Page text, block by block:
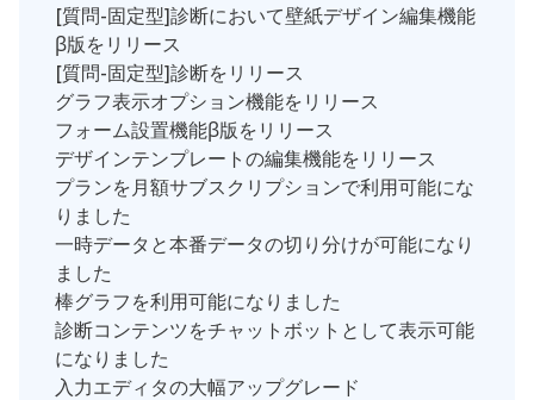
[質問-固定型]診断において壁紙デザイン編集機能
β版をリリース
[質問-固定型]診断をリリース
グラフ表示オプション機能をリリース
フォーム設置機能β版をリリース
デザインテンプレートの編集機能をリリース
プランを月額サブスクリプションで利用可能にな
りました
一時データと本番データの切り分けが可能になり
ました
棒グラフを利用可能になりました
診断コンテンツをチャットボットとして表示可能
になりました
入力エディタの大幅アップグレード